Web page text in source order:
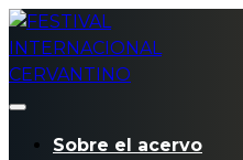
Sobre el acervo